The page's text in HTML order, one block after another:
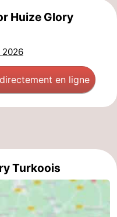
Huize Glory
2026
en ligne
Turkoois